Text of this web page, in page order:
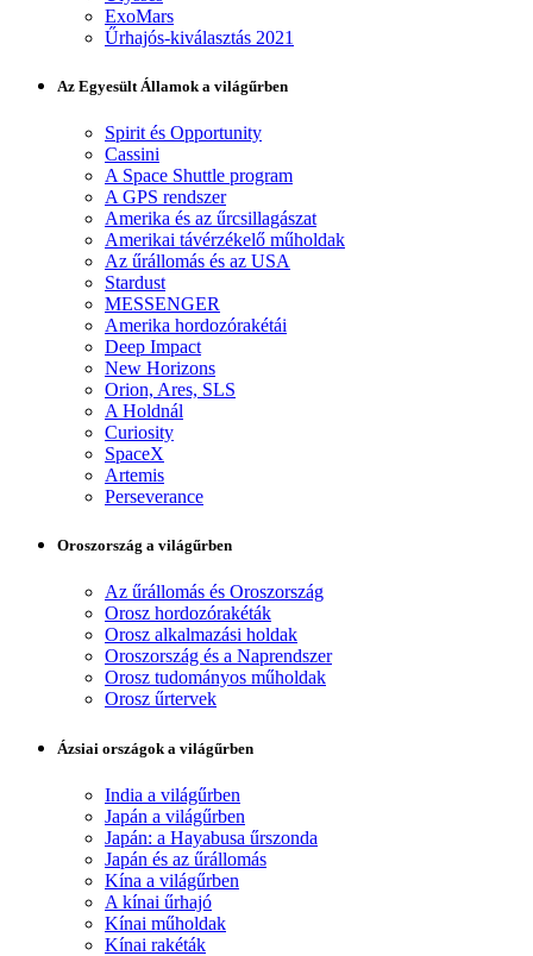
ExoMars
Űrhajós-kiválasztás 2021
Az Egyesült Államok a világűrben
Spirit és Opportunity
Cassini
A Space Shuttle program
A GPS rendszer
Amerika és az űrcsillagászat
Amerikai távérzékelő műholdak
Az űrállomás és az USA
Stardust
MESSENGER
Amerika hordozórakétái
Deep Impact
New Horizons
Orion, Ares, SLS
A Holdnál
Curiosity
SpaceX
Artemis
Perseverance
Oroszország a világűrben
Az űrállomás és Oroszország
Orosz hordozórakéták
Orosz alkalmazási holdak
Oroszország és a Naprendszer
Orosz tudományos műholdak
Orosz űrtervek
Ázsiai országok a világűrben
India a világűrben
Japán a világűrben
Japán: a Hayabusa űrszonda
Japán és az űrállomás
Kína a világűrben
A kínai űrhajó
Kínai műholdak
Kínai rakéták